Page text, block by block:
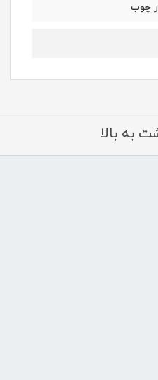
چوب
به بالا